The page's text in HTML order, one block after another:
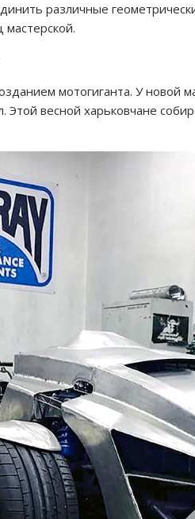
различные
мотогиганта. У новой
весной харьковчане